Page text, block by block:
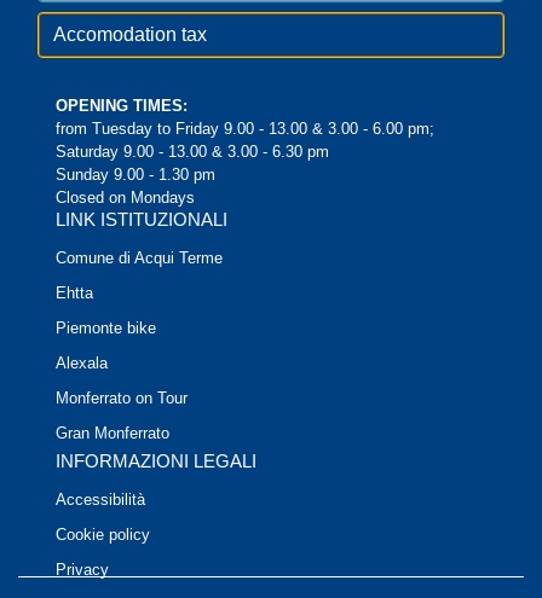
Accomodation tax
OPENING TIMES:
from Tuesday to Friday 9.00 - 13.00 & 3.00 - 6.00 pm;
Saturday 9.00 - 13.00 & 3.00 - 6.30 pm
Sunday 9.00 - 1.30 pm
Closed on Mondays
LINK ISTITUZIONALI
Comune di Acqui Terme
Ehtta
Piemonte bike
Alexala
Monferrato on Tour
Gran Monferrato
INFORMAZIONI LEGALI
Accessibilità
Cookie policy
Privacy